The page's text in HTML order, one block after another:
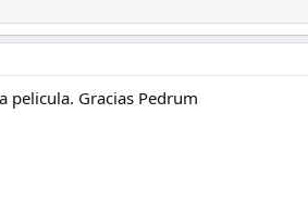
pelicula. Gracias Pedrum